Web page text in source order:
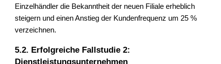
Einzelhändler die Bekanntheit der neuen Filiale erheblich
steigern und einen Anstieg der Kundenfrequenz um 25 %
verzeichnen.
5.2. Erfolgreiche Fallstudie 2:
Dienstleistungsunternehmen